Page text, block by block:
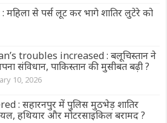
से पर्स लूट कर भागे शातिर लुटेरे को
troubles increased : बलूचिस्तान ने
संविधान, पाकिस्तान की मुसीबत बढ़ी ?
10, 2026
: सहारनपुर में पुलिस मुठभेड़ शातिर
हथियार और मोटरसाइकिल बरामद ?